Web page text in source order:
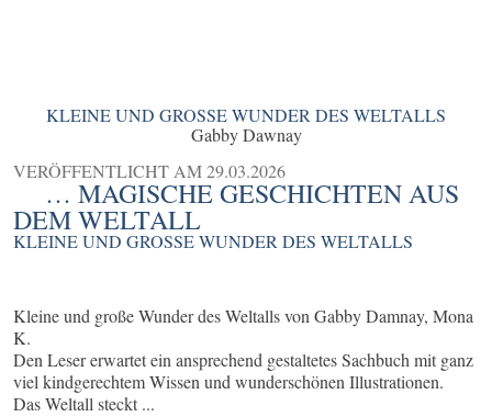
KLEINE UND GROSSE WUNDER DES WELTALLS
Gabby Dawnay
VERÖFFENTLICHT AM29.03.2026
… MAGISCHE GESCHICHTEN AUS
DEM WELTALL
KLEINE UND GROSSE WUNDER DES WELTALLS
Kleine und große Wunder des Weltalls von Gabby Damnay, Mona
K.
Den Leser erwartet ein ansprechend gestaltetes Sachbuch mit ganz
viel kindgerechtem Wissen und wunderschönen Illustrationen.
Das Weltall steckt ...